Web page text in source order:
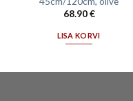
68.90€
LISA KORVI